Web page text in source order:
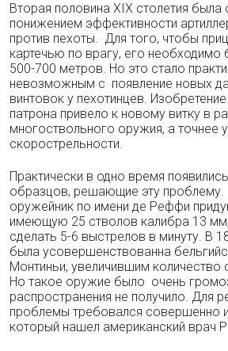
Вторая половина XIX столетия была
понижением эффективности
против пехоты. Для того, чтобы
картечью по врагу, его необходимо
500-700 метров. Но это стало
невозможным с появление новых
винтовок у пехотинцев.
патрона привело к новому витку в
многоствольного оружия, а точнее
скорострельности.
Практически в одно время
образцов, решающие эту проблему.
оружейник по имени де Реффи
имеющую 25 стволов калибра 13
сделать 5-6 выстрелов в минуту. В
была усовершенствованна
Монтиньи, увеличившим количество
Но такое оружие было очень
распространения не получило. Для
проблемы требовался совершенно
который нашел американский врач